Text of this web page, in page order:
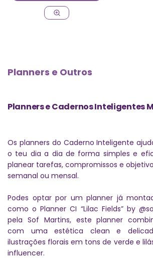
Planners e Outros
Planners e Cadernos Inteligentes
Os planners do Caderno Inteligente
o teu dia a dia de forma simples e
planear tarefas, compromissos e
semanal ou mensal.
Podes optar por um planner já
como o Planner CI “Lilac Fields” by
pela Sof Martins, este planner
com uma estética clean e
ilustrações florais em tons de verde e
influencer.